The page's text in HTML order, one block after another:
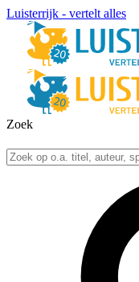
Luisterrijk - vertelt alles
Zoek